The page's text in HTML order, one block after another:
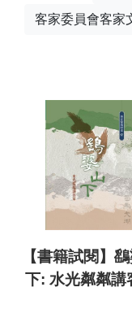
客家委員會客家
【書籍試閱】
下: 水光粼粼講